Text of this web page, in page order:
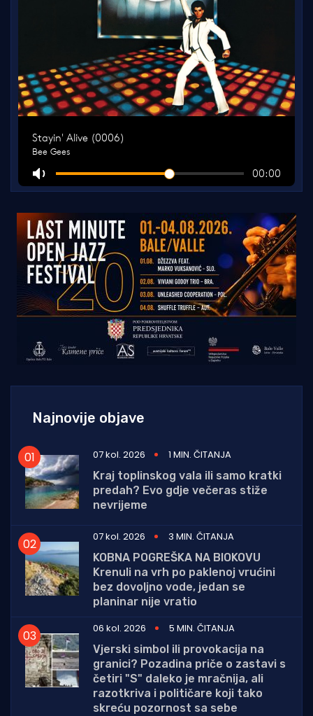
Najnovije objave
07 kol. 2026
1 MIN. ČITANJA
Kraj toplinskog vala ili samo kratki
predah? Evo gdje večeras stiže
nevrijeme
07 kol. 2026
3 MIN. ČITANJA
KOBNA POGREŠKA NA BIOKOVU
Krenuli na vrh po paklenoj vrućini
bez dovoljno vode, jedan se
planinar nije vratio
06 kol. 2026
5 MIN. ČITANJA
Vjerski simbol ili provokacija na
granici? Pozadina priče o zastavi s
četiri "S" daleko je mračnija, ali
razotkriva i političare koji tako
skreću pozornost sa sebe